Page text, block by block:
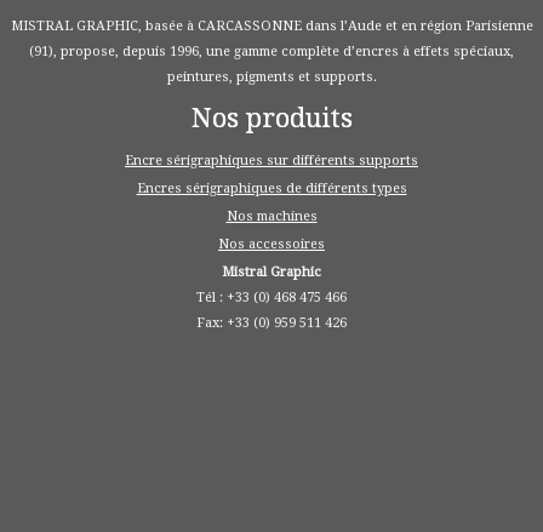
MISTRAL GRAPHIC, basée à CARCASSONNE dans l’Aude et en région Parisienne
(91), propose, depuis 1996, une gamme complète d’encres à effets spéciaux,
peintures, pigments et supports.
Nos produits
Encre sérigraphiques sur différents supports
Encres sérigraphiques de différents types
Nos machines
Nos accessoires
Mistral Graphic
Tél : +33 (0) 468 475 466
Fax: +33 (0) 959 511 426